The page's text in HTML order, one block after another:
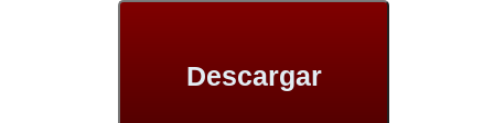
Descargar